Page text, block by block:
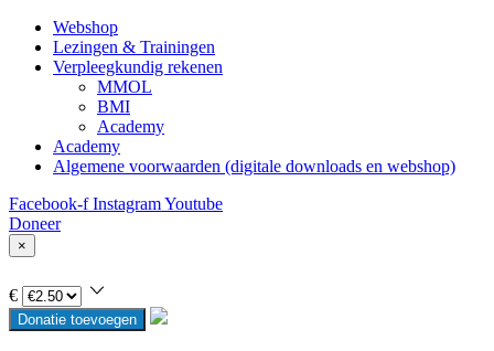
Webshop
Lezingen & Trainingen
Verpleegkundig rekenen
MMOL
BMI
Academy
Academy
Algemene voorwaarden (digitale downloads en webshop)
Facebook-f InstagramYoutube
Doneer
×
€
Donatie toevoegen